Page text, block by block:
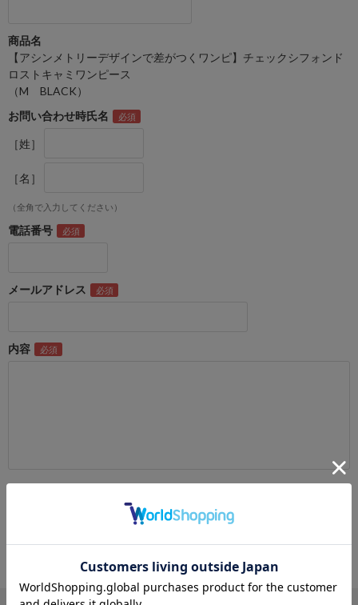
商品名
【アシンメトリーデザインで差がつくワンピ】チェックシフォンド
ロストキャミワンピース
（M BLACK）
お問い合わせ時氏名
［姓］
［名］
（全角で入力してください）
電話番号
メールアドレス
内容